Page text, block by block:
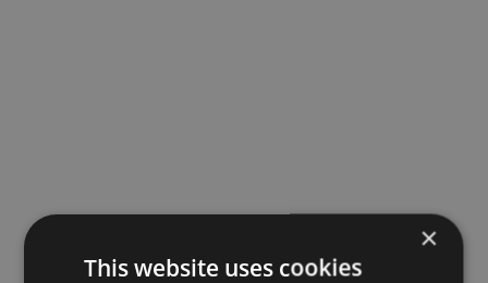
×
This website uses cookies